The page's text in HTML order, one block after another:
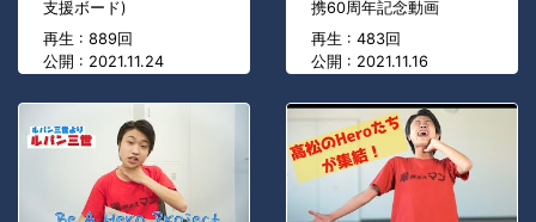
支援ボード)
再生 : 889回
公開 : 2021.11.24
携60周年記念動画
再生 : 483回
公開 : 2021.11.16